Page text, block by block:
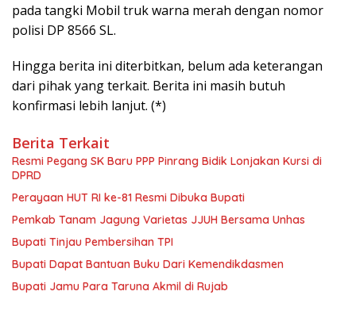
pada tangki Mobil truk warna merah dengan nomor
polisi DP 8566 SL.
Hingga berita ini diterbitkan, belum ada keterangan
dari pihak yang terkait. Berita ini masih butuh
konfirmasi lebih lanjut. (*)
Berita Terkait
Resmi Pegang SK Baru PPP Pinrang Bidik Lonjakan Kursi di
DPRD
Perayaan HUT RI ke-81 Resmi Dibuka Bupati
Pemkab Tanam Jagung Varietas JJUH Bersama Unhas
Bupati Tinjau Pembersihan TPI
Bupati Dapat Bantuan Buku Dari Kemendikdasmen
Bupati Jamu Para Taruna Akmil di Rujab